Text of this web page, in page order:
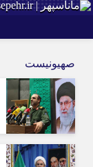
سروش
آپارات رمز عبور
مرا به خاطر بسپار
صهیونیست‌